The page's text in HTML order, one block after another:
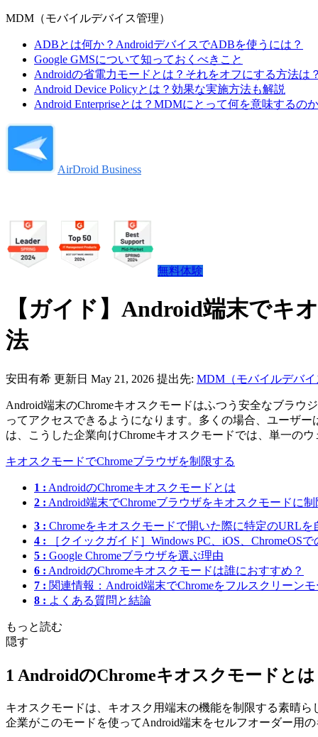
MDM（モバイルデバイス管理）
ADBとは何か？AndroidデバイスでADBを使うには？
Google GMSについて知っておくべきこと
Androidの省電力モードとは？それをオフにする方法は？
Android Device Policyとは？効果な実施方法も解説
Android Enterpriseとは？MDMにとって何を意味するの
AirDroid Business
無料体験
【ガイド】Android端末でキ
法
安田有希 更新日 May 21, 2026 提出先: MDM（モバイルデバイ
Android端末のChromeキオスクモードはふつう安全なブラ
ってアクセスできるようになります。多くの場合、ユーザ
は、こうした企業向けChromeキオスクモードでは、単一の
キオスクモードでChromeブラウザを制限する
1 : AndroidのChromeキオスクモードとは
2 : Android端末でChromeブラウザをキオスクモードに制
3 : Chromeをキオスクモードで開いた際に特定のURL
4 : ［クイックガイド］Windows PC、iOS、ChromeOS
5 : Google Chromeブラウザを選ぶ理由
6 : AndroidのChromeキオスクモードは誰におすすめ？
7 : 関連情報：Android端末でChromeをフルスクリーン
8 : よくある質問と結論
もっと読む
隠す
1 AndroidのChromeキオスクモードとは
キオスクモードは、キオスク用端末の機能を制限する素晴ら
企業がこのモードを使ってAndroid端末をセルフオーダー用